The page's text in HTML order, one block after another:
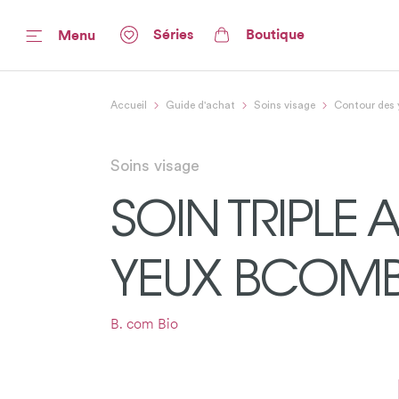
Menu Séries Boutique
Accueil Guide d'achat Soins visage Contour des
Soins visage
SOIN TRIPLE
YEUX
B. com Bio